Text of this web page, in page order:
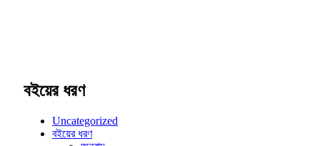
বইয়ের ধরণ
Uncategorized
বইয়ের ধরণ